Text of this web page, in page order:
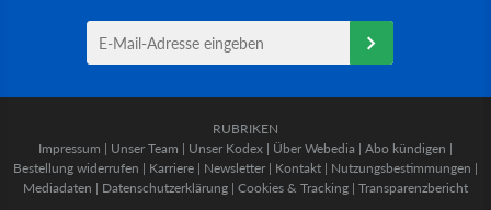
RUBRIKEN
Impressum | Unser Team | Unser Kodex | Über Webedia | Abo kündigen |
Bestellung widerrufen | Karriere | Newsletter | Kontakt | Nutzungsbestimmungen |
Mediadaten | Datenschutzerklärung | Cookies & Tracking | Transparenzbericht